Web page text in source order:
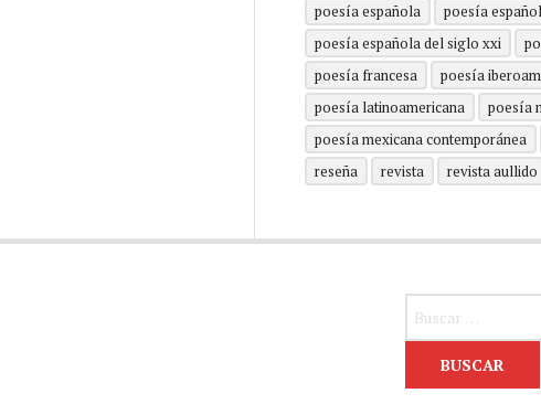
poesía española
poesía
poesía española del siglo xxi
poesía francesa
poesía
poesía latinoamericana
poesía
poesía mexicana contemporánea
reseña
revista revista aullido